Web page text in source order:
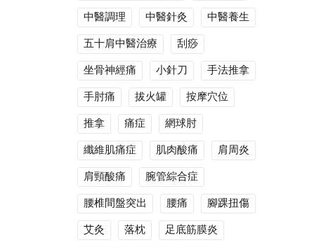
中醫調理
中醫針灸
中醫養生
五十肩中醫治療
刮痧
坐骨神經痛
小針刀
手法推拿
手肘痛
拔火罐
按摩穴位
推拿
痛症
網球肘
纖維肌痛症
肌肉酸痛
肩周炎
肩頸酸痛
腕管綜合症
腰椎間盤突出
腰痛
腳踝扭傷
艾灸
落枕
足底筋膜炎